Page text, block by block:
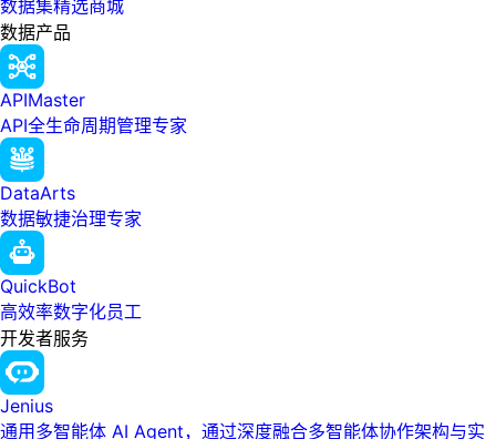
数据集精选商城
数据产品
APIMaster
API全生命周期管理专家
DataArts
数据敏捷治理专家
QuickBot
高效率数字化员工
开发者服务
Jenius
通用多智能体 AI Agent，通过深度融合多智能体协作架构与实